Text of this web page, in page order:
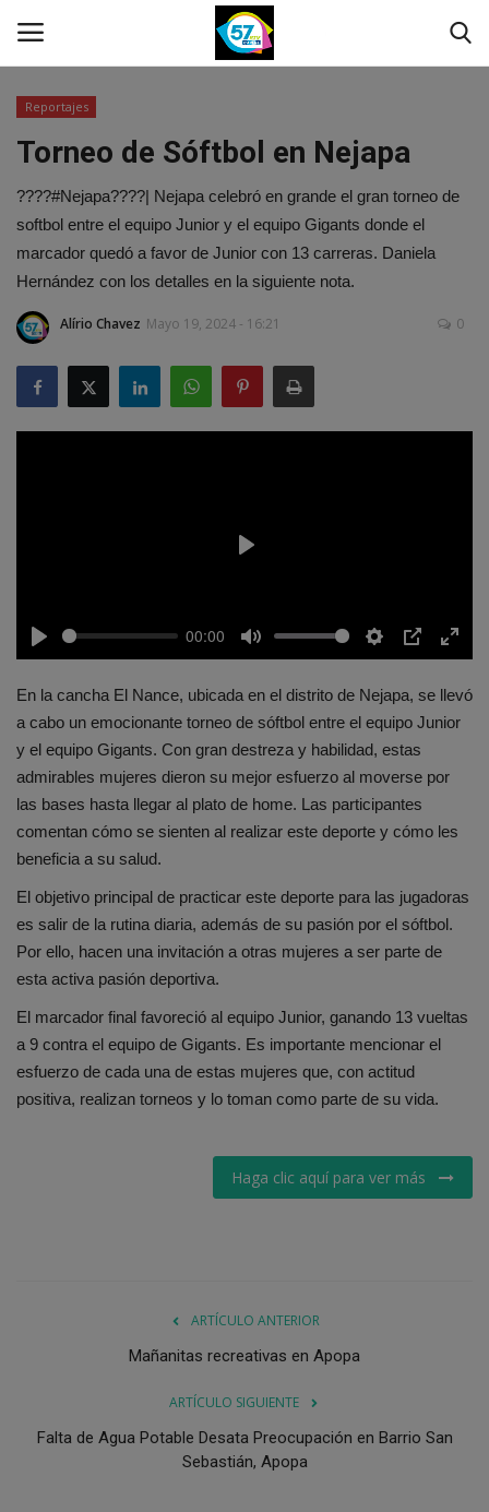
Noticias
Contáctenos
EN VIVO
Fotos
Deportes
Especiales
Reportajes
Torneo de Sóftbol en Nejapa
????#Nejapa????| Nejapa celebró en grande el gran torneo de
softbol entre el equipo Junior y el equipo Gigants donde el
marcador quedó a favor de Junior con 13 carreras. Daniela
Hernández con los detalles en la siguiente nota.
Alírio Chavez Mayo 19, 2024 - 16:21 0
Play
00:00
Mute
Settings
PIP
Enter
En la cancha El Nance, ubicada en el distrito de Nejapa, se llevó
a cabo un emocionante torneo de sóftbol entre el equipo Junior
y el equipo Gigants. Con gran destreza y habilidad, estas
admirables mujeres dieron su mejor esfuerzo al moverse por
las bases hasta llegar al plato de home. Las participantes
comentan cómo se sienten al realizar este deporte y cómo les
beneficia a su salud.
El objetivo principal de practicar este deporte para las jugadoras
es salir de la rutina diaria, además de su pasión por el sóftbol.
Por ello, hacen una invitación a otras mujeres a ser parte de
esta activa pasión deportiva.
El marcador final favoreció al equipo Junior, ganando 13 vueltas
a 9 contra el equipo de Gigants. Es importante mencionar el
esfuerzo de cada una de estas mujeres que, con actitud
positiva, realizan torneos y lo toman como parte de su vida.
Haga clic aquí para ver más
ARTÍCULO ANTERIOR
Mañanitas recreativas en Apopa
ARTÍCULO SIGUIENTE
Falta de Agua Potable Desata Preocupación en Barrio San
Sebastián, Apopa